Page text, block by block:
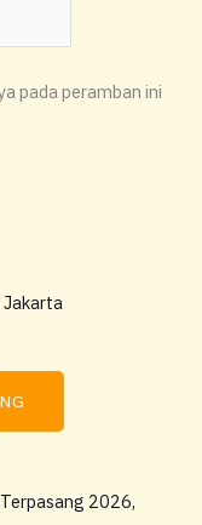
pada peramban ini
2026,